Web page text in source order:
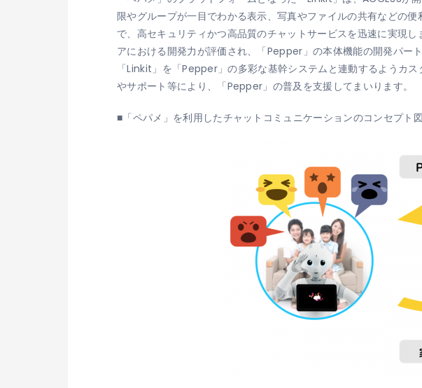
限やグループが一目でわかる表示、写真やファイルの共有などの
で、高セキュリティかつ高品質のチャットサービスを迅速に実現
アにおける開発力が評価され、「Pepper」の本体機能の開発パー
「Linkit」を「Pepper」の多彩な基幹システムと連動するようカ
やサポート等により、「Pepper」の普及を支援してまいります。
■「ペパメ」を利用したチャットコミュニケーションのコンセプト図